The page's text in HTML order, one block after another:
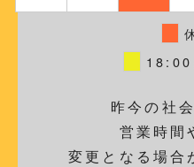
18:00
昨今の社
営業時間
変更となる場合